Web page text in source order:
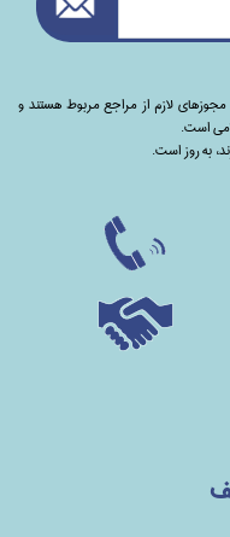
لازم از مراجع مربوط هستند ‌و‌‌
است.
به روز است.